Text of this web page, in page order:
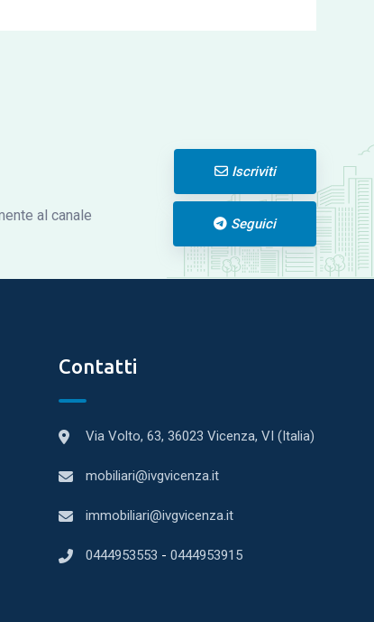
al canale
Iscriviti
Seguici
Contatti
Via Volto, 63, 36023 Vicenza, VI (Italia)
mobiliari@ivgvicenza.it
immobiliari@ivgvicenza.it
0444953553 - 0444953915